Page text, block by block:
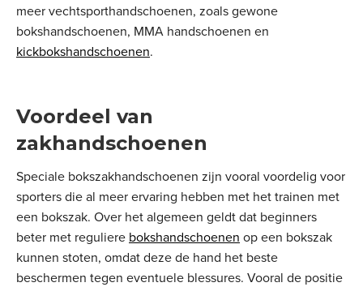
meer vechtsporthandschoenen, zoals gewone
bokshandschoenen, MMA handschoenen en
kickbokshandschoenen.
Voordeel van
zakhandschoenen
Speciale bokszakhandschoenen zijn vooral voordelig voor
sporters die al meer ervaring hebben met het trainen met
een bokszak. Over het algemeen geldt dat beginners
beter met reguliere bokshandschoenen op een bokszak
kunnen stoten, omdat deze de hand het beste
beschermen tegen eventuele blessures. Vooral de positie